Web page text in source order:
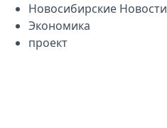
Новосибирские Новости
Экономика
проект